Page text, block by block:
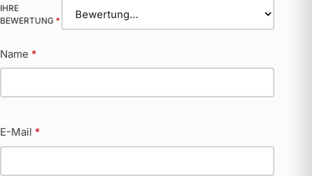
IHRE
BEWERTUNG *
Name *
E-Mail *